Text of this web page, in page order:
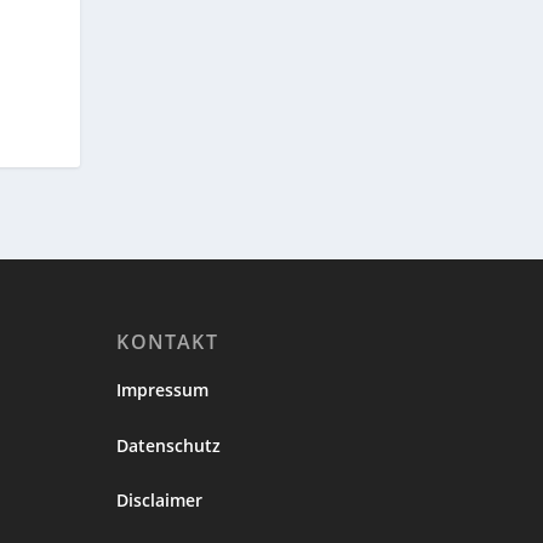
KONTAKT
Impressum
Datenschutz
Disclaimer